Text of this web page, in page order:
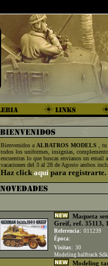
Bienvenidos a ALBATROS MODELS ,
todos los uniformes, insignias,
encuentras lo que buscas envianos un email
vacaciones del 3 al 28 de Agosto ambos
Haz click aquí para registrarte.
Maqueta
Greif, ref. 35113,
Referencia: 011239
Época:
Visitas: 30
Modeling halftrack
Modeling